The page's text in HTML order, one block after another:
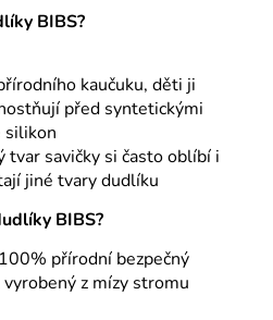
BIBS?
kaučuku, děti ji
před syntetickými
silikon
tvar savičky si často oblíbí i
jiné tvary dudlíku
BIBS?
přírodní bezpečný
z mízy stromu